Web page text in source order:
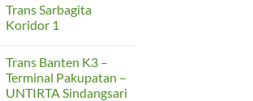
dan
Antar
Kota
on
Luxury
Villas
in
Bali:
The
Renters’
Trans Sarbagita
Koridor 1
on
Trans
Sarbagita
Koridor
Trans Banten K3 –
Terminal Pakupatan –
UNTIRTA Sindangsari